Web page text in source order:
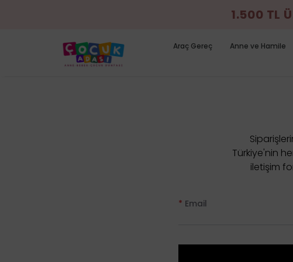
1.500 TL
Araç Gereç Anne ve Hamile
Türkiye'nin
iletişim
* Email